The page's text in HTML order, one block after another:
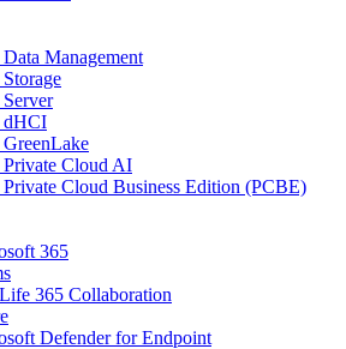
Management
dHCI
Cloud AI
Cloud Business Edition (PCBE)
365
365 Collaboration
Defender for Endpoint